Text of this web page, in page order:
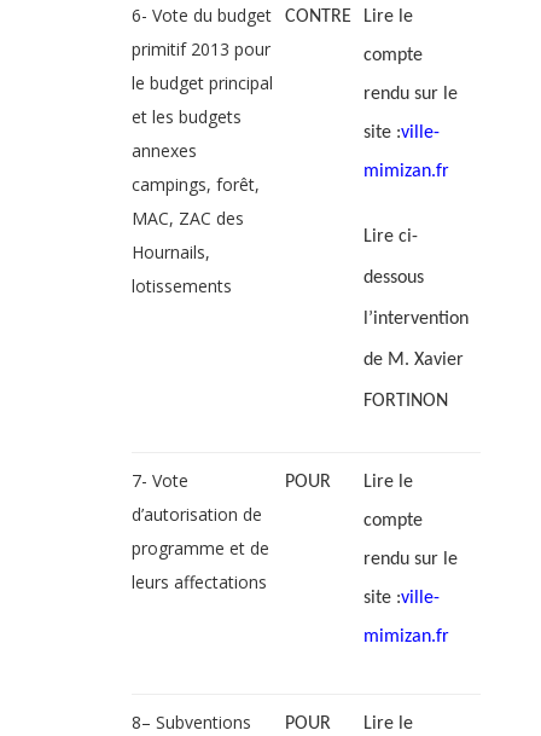
6- Vote du budget
primitif 2013 pour
le budget principal
et les budgets
annexes
campings, forêt,
MAC, ZAC des
Hournails,
lotissements
CONTRE
Lire le
compte
rendu sur le
site :ville-
mimizan.fr
Lire ci-
dessous
l’intervention
de M. Xavier
FORTINON
7- Vote
d’autorisation de
programme et de
leurs affectations
POUR
Lire le
compte
rendu sur le
site :ville-
mimizan.fr
8– Subventions
POUR
Lire le